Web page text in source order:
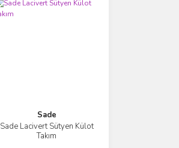
Sade
Sade Lacivert Sütyen Külot
Takım
İncele